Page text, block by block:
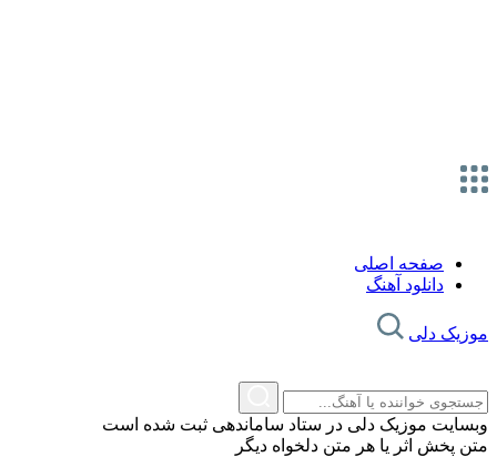
صفحه اصلی
دانلود آهنگ
موزیک دلی
وبسایت موزیک دلی در ستاد ساماندهی ثبت شده است
متن پخش اثر یا هر متن دلخواه دیگر